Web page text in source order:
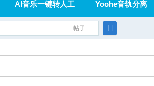
AI音乐一键转人工 Yoohe音轨分离
在线论坛
帖子
索